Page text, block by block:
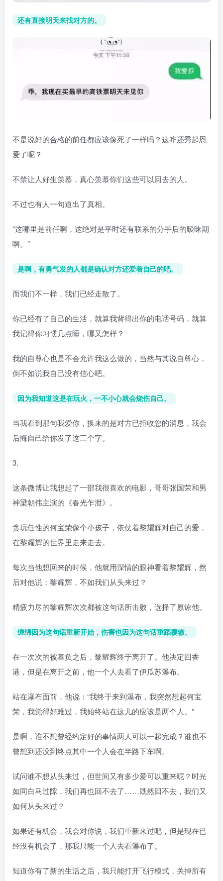
还有直接明天来找对方的。
不是说好的合格的前任都应该像死了一样吗？这咋还秀起恩
爱了呢？
不禁让人好生羡慕，真心羡慕你们这些可以回去的人。
不过也有人一句道出了真相。
“这哪里是前任啊，这绝对是平时还有联系的分手后的暧昧期
啊。”
是啊，有勇气发的人都是确认对方还爱着自己的吧。
而我们不一样，我们已经走散了。
你已经有了自己的生活，就算我背得出你的电话号码，就算
我记得你习惯几点睡，哪又怎样？
我的自尊心也是不会允许我这么做的，当然与其说自尊心，
倒不如说我自己没有信心吧。
因为我知道这是在玩火，一不小心就会烧伤自己。
当我看到那句我爱你，换来的是对方已拒收您的消息，我会
后悔自己给你发了这三个字。
3.
这条微博让我想起了一部我很喜欢的电影，哥哥张国荣和男
神梁朝伟主演的《春光乍泄》。
贪玩任性的何宝荣像个小孩子，依仗着黎耀辉对自己的爱，
在黎耀辉的世界里走来走去。
每次当他想回来的时候，他就用深情的眼神看着黎耀辉，然
后对他说：黎耀辉，不如我们从头来过？
精疲力尽的黎耀辉次次都被这句话所击败，选择了原谅他。
缠绵因为这句话重新开始，伤害也因为这句话重蹈覆辙。
在一次次的被辜负之后，黎耀辉终于离开了。他决定回香
港，但是在离开之前，他一个人去看了伊瓜苏瀑布。
站在瀑布面前，他说：“我终于来到瀑布，我突然想起何宝
荣，我觉得好难过，我始终站在这儿的应该是两个人。”
是啊，谁不想曾经约定好的事情两人可以一起完成？谁也不
曾想到还没到终点其中一个人会在半路下车啊。
试问谁不想从头来过，但世间又有多少爱可以重来呢？时光
如同白马过隙，我们再也回不去了……既然回不去，我们又
如何从头来过？
如果还有机会，我会对你说，我们重新来过吧，但是现在已
经没有机会了，那我只能一个人去看瀑布了。
知道你有了新的生活之后，我只能打开飞行模式，关掉所有